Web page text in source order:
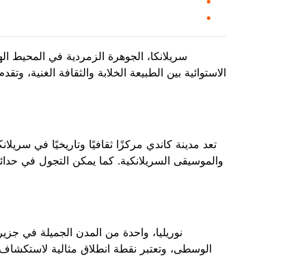
سريلانكا، الجوهرة الزمردية في المحيط
الاستوائية بين الطبيعة الخلابة والثقافة
تعد مدينة كاندي مركزًا ثقافيًا وتاريخيًا في
والموسيقى السريلانكية. كما يمكن التجول في
نوريليا، واحدة من المدن الجميلة في
الوسطى، وتعتبر نقطة انطلاق مثالية لاستكشاف